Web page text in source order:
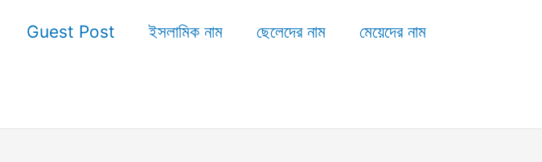
Guest Post ইসলামিক নাম ছেলেদের নাম মেয়েদের নাম